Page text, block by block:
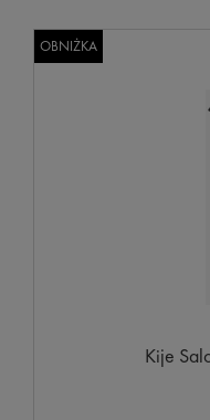
Kije
OBNIŻKA